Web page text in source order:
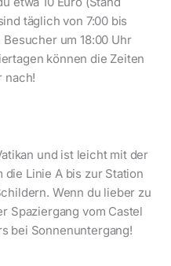
täglich von 7:00 bis
um 18:00 Uhr
können die Zeiten
nach!
und ist leicht mit der
Linie A bis zur Station
Wenn du lieber zu
Spaziergang vom Castel
bei Sonnenuntergang!